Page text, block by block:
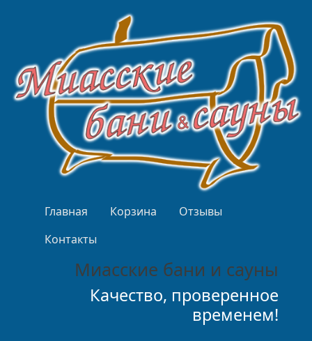
Верхнее меню
Главная Корзина
Отзывы
Контакты
Миасские бани и сауны
Качество, проверенное
временем!